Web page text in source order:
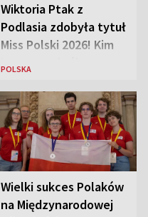
Wiktoria Ptak z
Podlasia zdobyła tytuł
Miss Polski 2026! Kim
jest nowa królowa
POLSKA
Wielki sukces Polaków
na Międzynarodowej